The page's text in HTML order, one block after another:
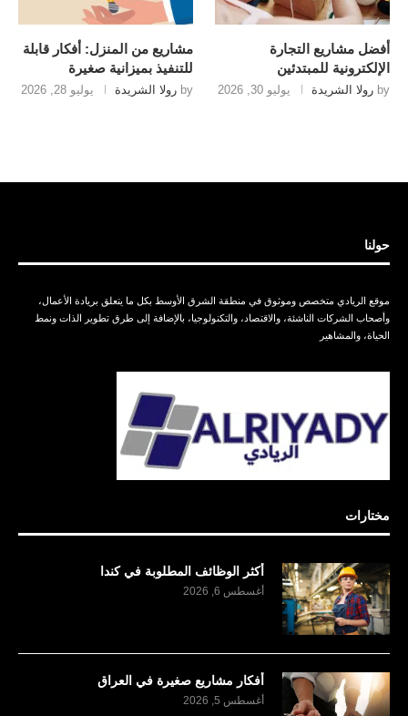
أفضل مشاريع التجارة
الإلكترونية للمبتدئين
by رولا الشريدة يوليو 30, 2026
مشاريع من المنزل: أفكار قابلة
للتنفيذ بميزانية صغيرة
by رولا الشريدة يوليو 28, 2026
حولنا
موقع الريادي متخصص وموثوق في منطقة الشرق الأوسط بكل ما يتعلق بريادة الأعمال،
وأصحاب الشركات الناشئة، والاقتصاد، والتكنولوجيا، بالإضافة إلى طرق تطوير الذات ونمط
الحياة، والمشاهير
مختارات
أكثر الوظائف المطلوبة في كندا
أغسطس 6, 2026
أفكار مشاريع صغيرة في العراق
أغسطس 5, 2026